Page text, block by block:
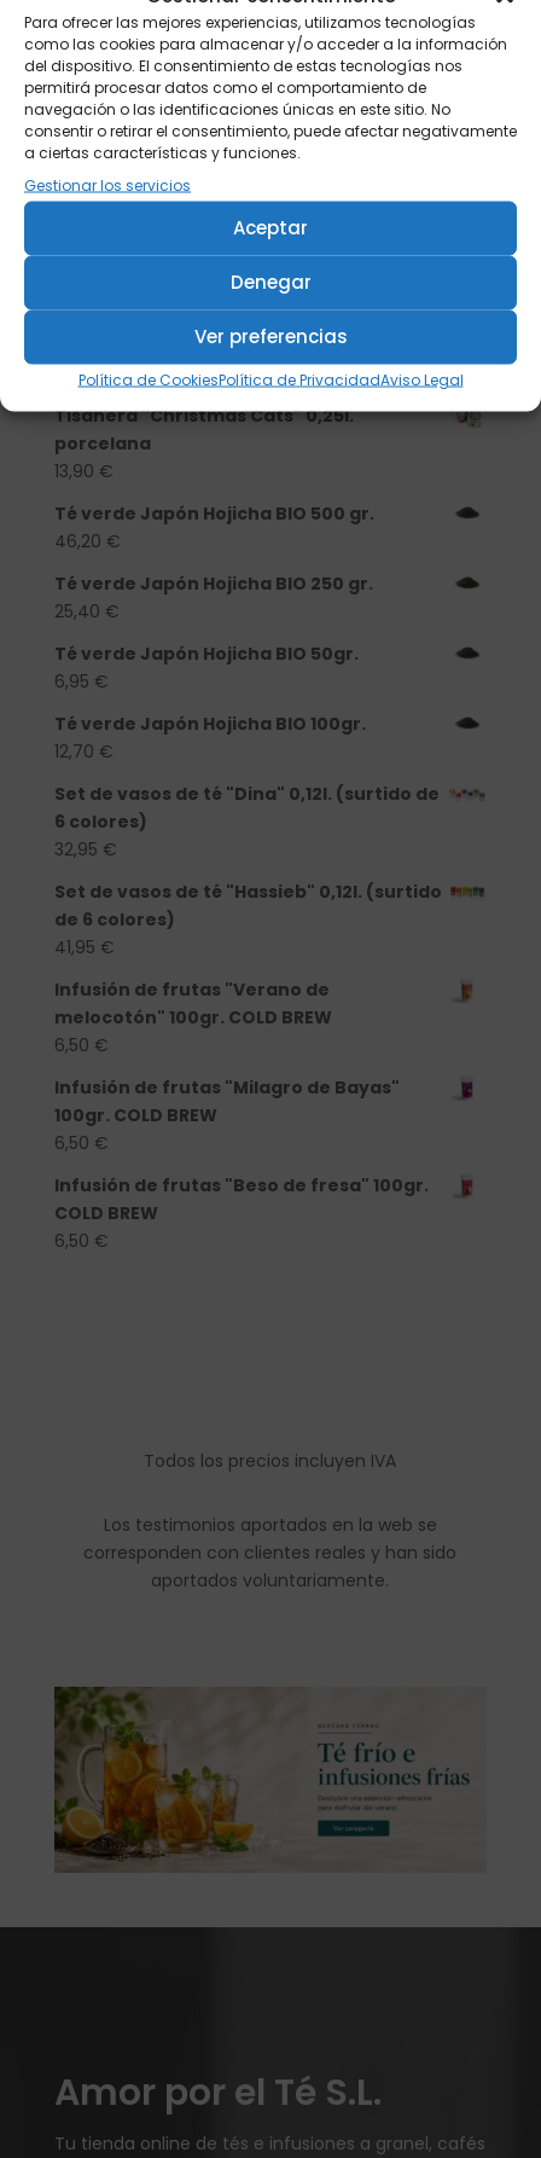
Para ofrecer las mejores experiencias, utilizamos tecnologías
como las cookies para almacenar y/o acceder a la información
del dispositivo. El consentimiento de estas tecnologías nos
permitirá procesar datos como el comportamiento de
navegación o las identificaciones únicas en este sitio. No
consentir o retirar el consentimiento, puede afectar negativamente
a ciertas características y funciones.
Gestionar los servicios
Aceptar
Denegar
Ver preferencias
Política de CookiesPolítica de PrivacidadAviso Legal
Productos
Tisanera "Christmas Cats" 0,25l.
porcelana
13,90 €
Té verde Japón Hojicha BIO 500 gr.
46,20 €
Té verde Japón Hojicha BIO 250 gr.
25,40 €
Té verde Japón Hojicha BIO 50gr.
6,95 €
Té verde Japón Hojicha BIO 100gr.
12,70 €
Set de vasos de té "Dina" 0,12l. (surtido de
6 colores)
32,95 €
Set de vasos de té "Hassieb" 0,12l. (surtido
de 6 colores)
41,95 €
Infusión de frutas "Verano de
melocotón" 100gr. COLD BREW
6,50 €
Infusión de frutas "Milagro de Bayas"
100gr. COLD BREW
6,50 €
Infusión de frutas "Beso de fresa" 100gr.
COLD BREW
6,50 €
Todos los precios incluyen IVA
Los testimonios aportados en la web se
corresponden con clientes reales y han sido
aportados voluntariamente.
Amor por el Té S.L.
Tu tienda online de tés e infusiones a granel, cafés